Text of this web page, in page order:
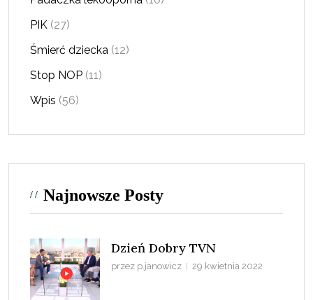
PIK (27)
Śmierć dziecka (12)
Stop NOP (11)
Wpis (56)
Najnowsze Posty
Dzień Dobry TVN
przez p.janowicz 29 kwietnia 2022